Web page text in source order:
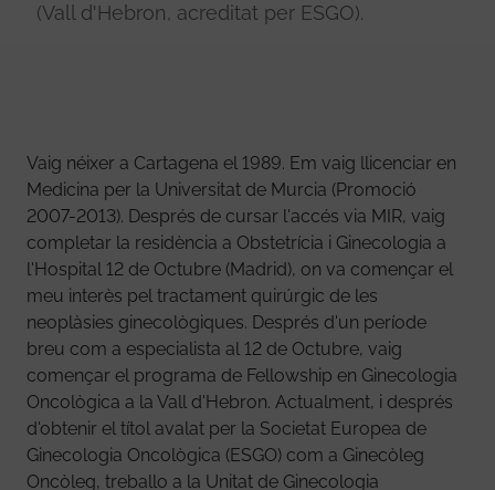
(Vall d'Hebron, acreditat per ESGO).
Vaig néixer a Cartagena el 1989. Em vaig llicenciar en
Medicina per la Universitat de Murcia (Promoció
2007-2013). Després de cursar l'accés via MIR, vaig
completar la residència a Obstetrícia i Ginecologia a
l'Hospital 12 de Octubre (Madrid), on va començar el
meu interès pel tractament quirúrgic de les
neoplàsies ginecològiques. Després d'un període
breu com a especialista al 12 de Octubre, vaig
començar el programa de Fellowship en Ginecologia
Oncològica a la Vall d'Hebron. Actualment, i després
d'obtenir el títol avalat per la Societat Europea de
Ginecologia Oncològica (ESGO) com a Ginecòleg
Oncòleg, treballo a la Unitat de Ginecologia